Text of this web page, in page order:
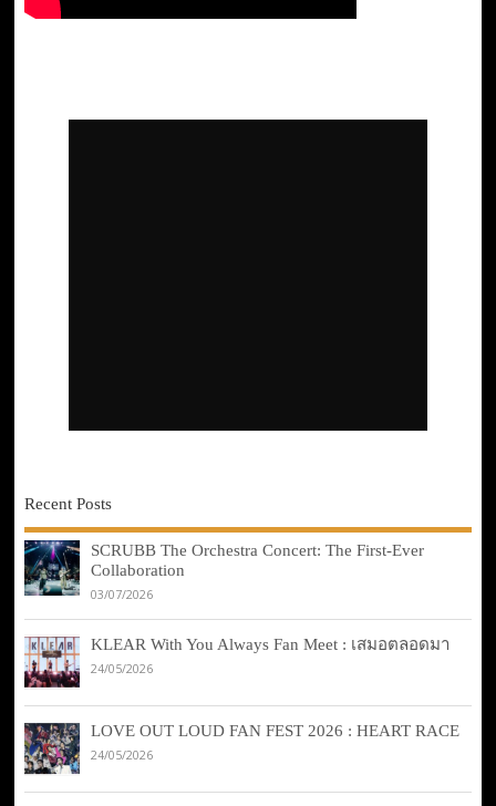
Recent Posts
SCRUBB The Orchestra Concert: The First-Ever
Collaboration
03/07/2026
KLEAR With You Always Fan Meet : เสมอตลอดมา
24/05/2026
LOVE OUT LOUD FAN FEST 2026 : HEART RACE
24/05/2026